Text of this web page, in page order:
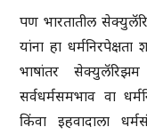
पण भारतातील
यांना हा
भाषांतर
सर्वधर्मसमभाव वा
किंवा इहवादाला